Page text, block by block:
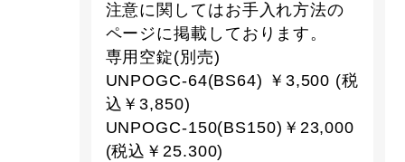
注意に関してはお手入れ方法の
ページに掲載しております。
専用空錠(別売)
UNPOGC-64(BS64) ￥3,500 (税
込￥3,850)
UNPOGC-150(BS150)￥23,000
(税込￥25.300)